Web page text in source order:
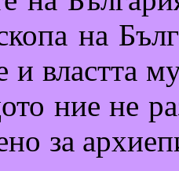
на
и властта
ние не
за